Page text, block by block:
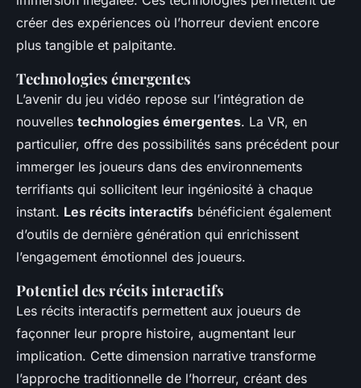
créer des expériences où l’horreur devient encore
plus tangible et palpitante.
Technologies émergentes
L’avenir du jeu vidéo repose sur l’intégration de
nouvelles technologies émergentes. La VR, en
particulier, offre des possibilités sans précédent pour
immerger les joueurs dans des environnements
terrifiants qui sollicitent leur ingéniosité à chaque
instant. Les récits interactifs bénéficient également
d’outils de dernière génération qui enrichissent
l’engagement émotionnel des joueurs.
Potentiel des récits interactifs
Les récits interactifs permettent aux joueurs de
façonner leur propre histoire, augmentant leur
implication. Cette dimension narrative transforme
l’approche traditionnelle de l’horreur, créant des